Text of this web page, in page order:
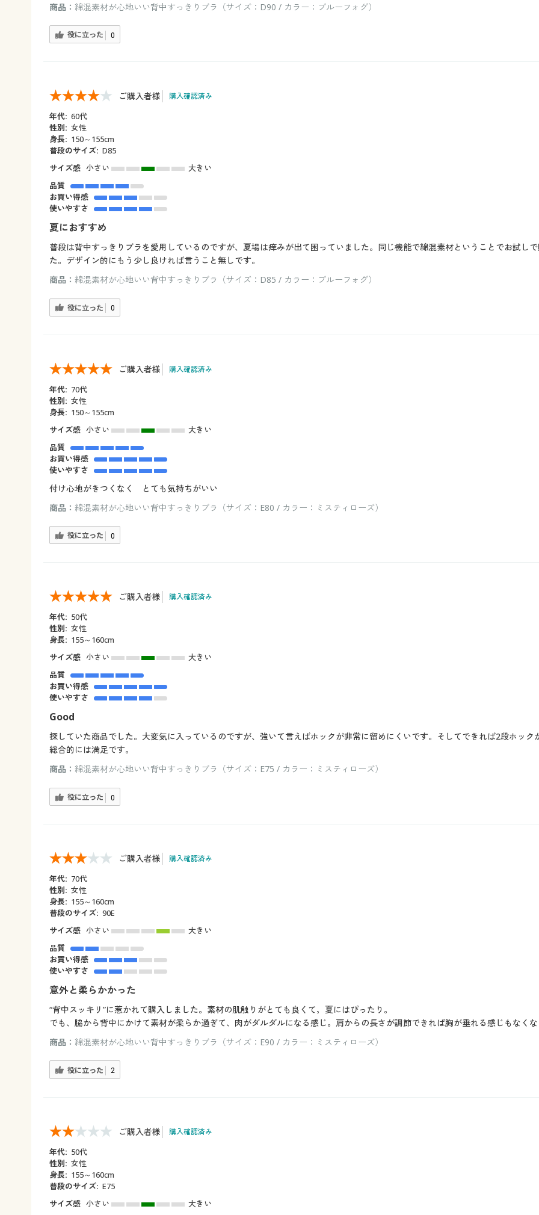
商品： 綿混素材が心地いい背中すっきりブラ（サイズ：D90 / カラー：ブルーフォグ）
役に立った 0
ご購入者様 購入確認済み
年代: 60代
性別: 女性
身長: 150～155cm
普段のサイズ: D85
サイズ感 小さい
大きい
品質
お買い得感
使いやすさ
夏におすすめ
普段は背中すっきりブラを愛用しているのですが、夏場は痒みが出て困っていました。同じ機能で綿混素材ということでお試し
た。デザイン的にもう少し良ければ言うこと無しです。
商品： 綿混素材が心地いい背中すっきりブラ（サイズ：D85 / カラー：ブルーフォグ）
役に立った 0
ご購入者様 購入確認済み
年代: 70代
性別: 女性
身長: 150～155cm
サイズ感 小さい
大きい
品質
お買い得感
使いやすさ
付け心地がきつくなく とても気持ちがいい
商品： 綿混素材が心地いい背中すっきりブラ（サイズ：E80 / カラー：ミスティローズ）
役に立った 0
ご購入者様 購入確認済み
年代: 50代
性別: 女性
身長: 155～160cm
サイズ感 小さい
大きい
品質
お買い得感
使いやすさ
Good
探していた商品でした。大変気に入っているのですが、強いて言えばホックが非常に留めにくいです。そしてできれば2段ホック
総合的には満足です。
商品： 綿混素材が心地いい背中すっきりブラ（サイズ：E75 / カラー：ミスティローズ）
役に立った 0
ご購入者様 購入確認済み
年代: 70代
性別: 女性
身長: 155～160cm
普段のサイズ: 90E
サイズ感 小さい
大きい
品質
お買い得感
使いやすさ
意外と柔らかかった
“背中スッキリ”に惹かれて購入しました。素材の肌触りがとても良くて，夏にはぴったり。
でも、脇から背中にかけて素材が柔らか過ぎて、肉がダルダルになる感じ。肩からの長さが調節できれば胸が垂れる感じもなくな
商品： 綿混素材が心地いい背中すっきりブラ（サイズ：E90 / カラー：ミスティローズ）
役に立った 2
ご購入者様 購入確認済み
年代: 50代
性別: 女性
身長: 155～160cm
普段のサイズ: E75
サイズ感 小さい 大きい